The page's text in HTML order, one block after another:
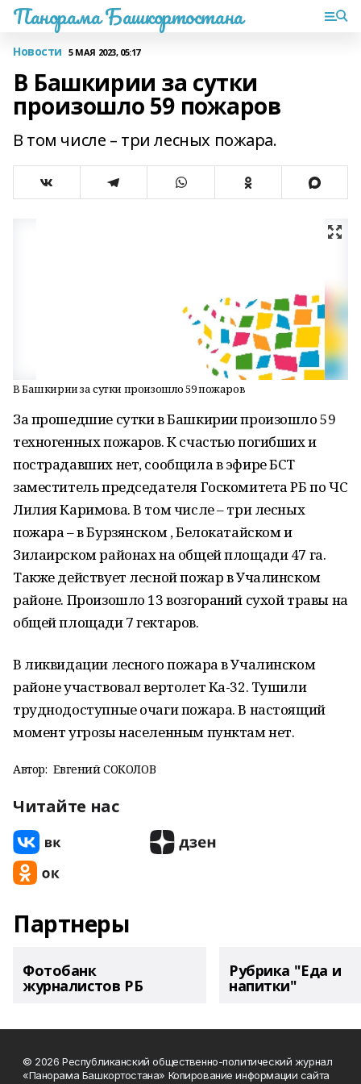
Панорама Башкортостана
Новости 5 МАЯ 2023, 05:17
В Башкирии за сутки
произошло 59 пожаров
В том числе – три лесных пожара.
В Башкирии за сутки произошло 59 пожаров
За прошедшие сутки в Башкирии произошло 59
техногенных пожаров. К счастью погибших и
пострадавших нет, сообщила в эфире БСТ
заместитель председателя Госкомитета РБ по ЧС
Лилия Каримова. В том числе – три лесных
пожара – в Бурзянском , Белокатайском и
Зилаирском районах на общей площади 47 га.
Также действует лесной пожар в Учалинском
районе. Произошло 13 возгораний сухой травы на
общей площади 7 гектаров.
В ликвидации лесного пожара в Учалинском
районе участвовал вертолет Ка-32. Тушили
труднодоступные очаги пожара. В настоящий
момент угрозы населенным пунктам нет.
Автор: Евгений СОКОЛОВ
Читайте нас
Партнеры
Фотобанк
журналистов РБ
Рубрика "Еда и
напитки"
© 2026 Республиканский общественно-политический журнал
«Панорама Башкортостана» Копирование информации сайта